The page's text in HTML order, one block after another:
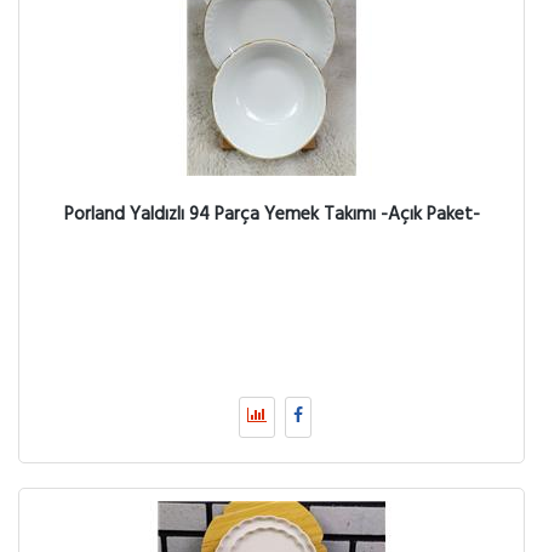
Porland Yaldızlı 94 Parça Yemek Takımı -Açık Paket-